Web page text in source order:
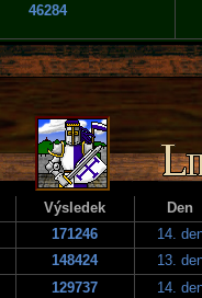
46284
Výsledek
Den
171246
14.
148424
13.
129737
14.